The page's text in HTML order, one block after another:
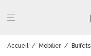
Accueil / Mobilier / Buffets